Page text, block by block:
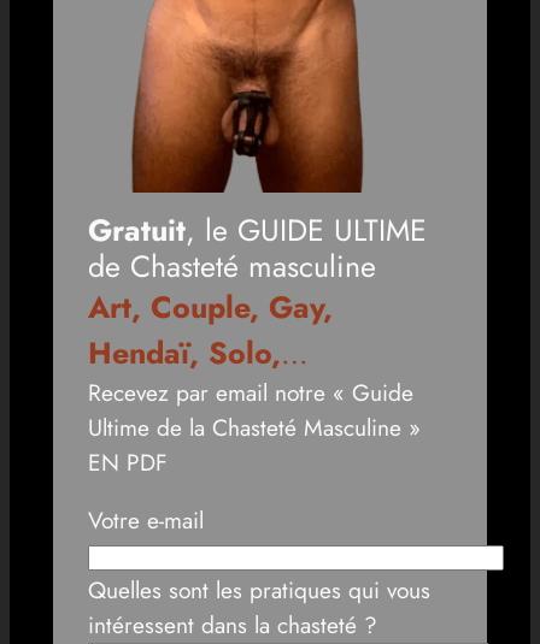
Gratuit, le GUIDE ULTIME
de Chasteté masculine
Art, Couple, Gay,
Hendaï, Solo,…
Recevez par email notre « Guide
Ultime de la Chasteté Masculine »
EN PDF
Votre e-mail
Quelles sont les pratiques qui vous
intéressent dans la chasteté ?